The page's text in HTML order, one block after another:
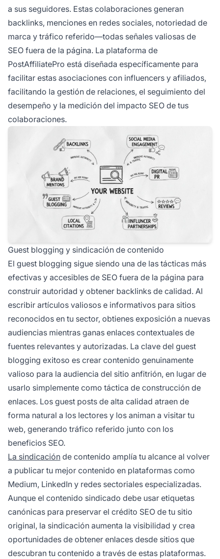
a sus seguidores. Estas colaboraciones generan
backlinks, menciones en redes sociales, notoriedad de
marca y tráfico referido—todas señales valiosas de
SEO fuera de la página. La plataforma de
PostAffiliatePro está diseñada específicamente para
facilitar estas asociaciones con influencers y afiliados,
facilitando la gestión de relaciones, el seguimiento del
desempeño y la medición del impacto SEO de tus
colaboraciones.
Guest blogging y sindicación de contenido
El guest blogging sigue siendo una de las tácticas más
efectivas y accesibles de SEO fuera de la página para
construir autoridad y obtener backlinks de calidad. Al
escribir artículos valiosos e informativos para sitios
reconocidos en tu sector, obtienes exposición a nuevas
audiencias mientras ganas enlaces contextuales de
fuentes relevantes y autorizadas. La clave del guest
blogging exitoso es crear contenido genuinamente
valioso para la audiencia del sitio anfitrión, en lugar de
usarlo simplemente como táctica de construcción de
enlaces. Los guest posts de alta calidad atraen de
forma natural a los lectores y los animan a visitar tu
web, generando tráfico referido junto con los
beneficios SEO.
La sindicación de contenido amplía tu alcance al volver
a publicar tu mejor contenido en plataformas como
Medium, LinkedIn y redes sectoriales especializadas.
Aunque el contenido sindicado debe usar etiquetas
canónicas para preservar el crédito SEO de tu sitio
original, la sindicación aumenta la visibilidad y crea
oportunidades de obtener enlaces desde sitios que
descubran tu contenido a través de estas plataformas.